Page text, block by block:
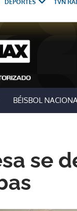
DEPORTES TVN
BÉISBOL
se